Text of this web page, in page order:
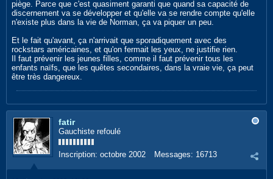
piège. Parce que c'est quasiment garanti que quand sa capacité de
discernement va se développer et qu'elle va se rendre compte qu'elle
n'existe plus dans la vie de Norman, ça va piquer un peu.
Et le fait qu'avant, ça n'arrivait que sporadiquement avec des
rockstars américaines, et qu'on fermait les yeux, ne justifie rien.
Il faut prévenir les jeunes filles, comme il faut prévenir tous les
enfants naïfs, que les quêtes secondaires, dans la vraie vie, ça peut
être très dangereux.
fatir
Gauchiste refoulé
Inscription: octobre 2002 Messages: 16713